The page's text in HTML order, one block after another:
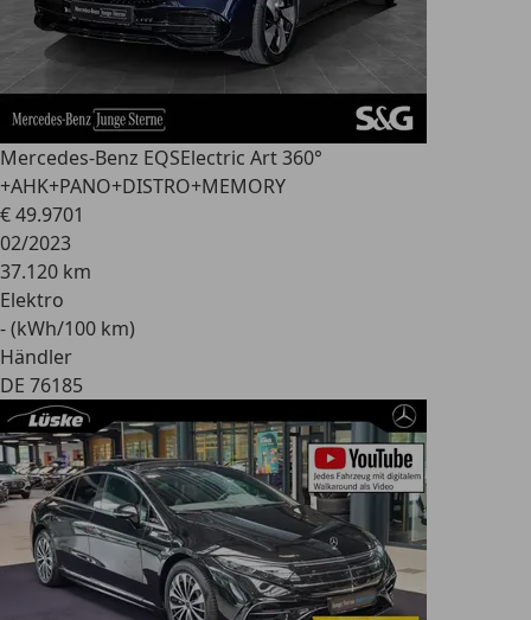
Mercedes-Benz EQSElectric Art 360°
+AHK+PANO+DISTRO+MEMORY
€ 49.9701
02/2023
37.120 km
Elektro
- (kWh/100 km)
Händler
DE 76185